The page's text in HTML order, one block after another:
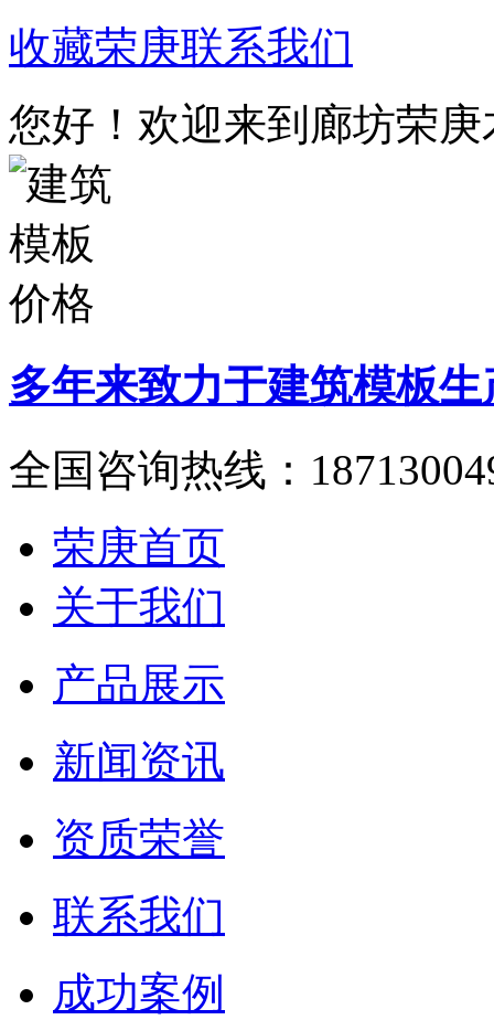
收藏荣庚联系我们
您好！欢迎来到廊坊荣
多年来致力于建筑模板生
全国咨询热线：
荣庚首页
关于我们
产品展示
新闻资讯
资质荣誉
联系我们
成功案例